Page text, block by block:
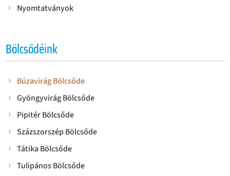
Nyomtatványok
Bölcsődéink
Búzavirág Bölcsőde
Gyöngyvirág Bölcsőde
Pipitér Bölcsőde
Százszorszép Bölcsőde
Tátika Bölcsőde
Tulipános Bölcsőde